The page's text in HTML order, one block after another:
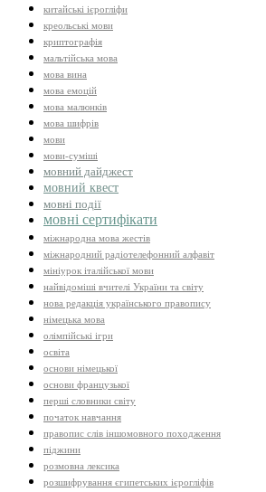
китайські ієрогліфи
креольські мови
криптографія
мальтійська мова
мова вина
мова емоцій
мова малюнків
мова шифрів
мови
мови-суміші
мовний дайджест
мовний квест
мовні події
мовні сертифікати
міжнародна мова жестів
міжнародний радіотелефонний алфавіт
мініурок італійської мови
найвідоміші вчителі України та світу
нова редакція українського правопису
німецька мова
олімпійські ігри
освіта
основи німецької
основи французької
перші словники світу
початок навчання
правопис слів іншомовного походження
піджини
розмовна лексика
розшифрування єгипетських ієрогліфів